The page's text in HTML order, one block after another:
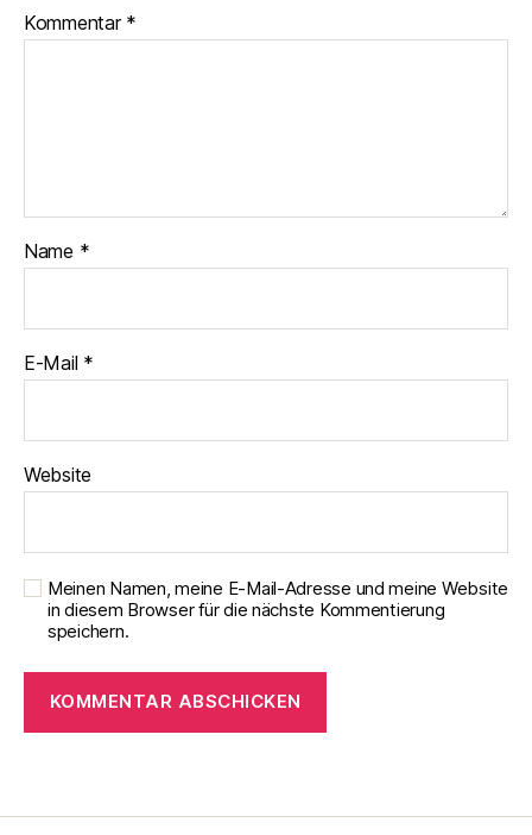
Kommentar *
Name *
E-Mail *
Website
Meinen Namen, meine E-Mail-Adresse und meine Website
in diesem Browser für die nächste Kommentierung
speichern.